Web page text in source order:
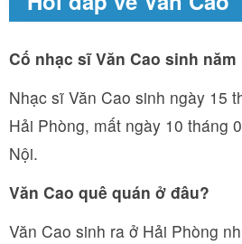
Cố nhạc sĩ Văn Cao sinh
Nhạc sĩ Văn Cao sinh ngày 15
Hải Phòng, mất ngày 10 tháng
Nội.
Văn Cao quê quán ở đâu?
Văn Cao sinh ra ở Hải Phòng